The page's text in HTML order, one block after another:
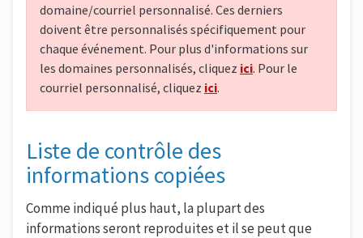
domaine/courriel personnalisé. Ces derniers
doivent être personnalisés spécifiquement pour
chaque événement. Pour plus d'informations sur
les domaines personnalisés, cliquez ici. Pour le
courriel personnalisé, cliquez ici.
Liste de contrôle des
informations copiées
Comme indiqué plus haut, la plupart des
informations seront reproduites et il se peut que